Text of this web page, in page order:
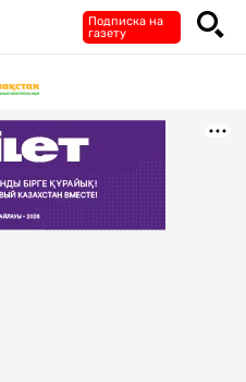
Подписка на
газету